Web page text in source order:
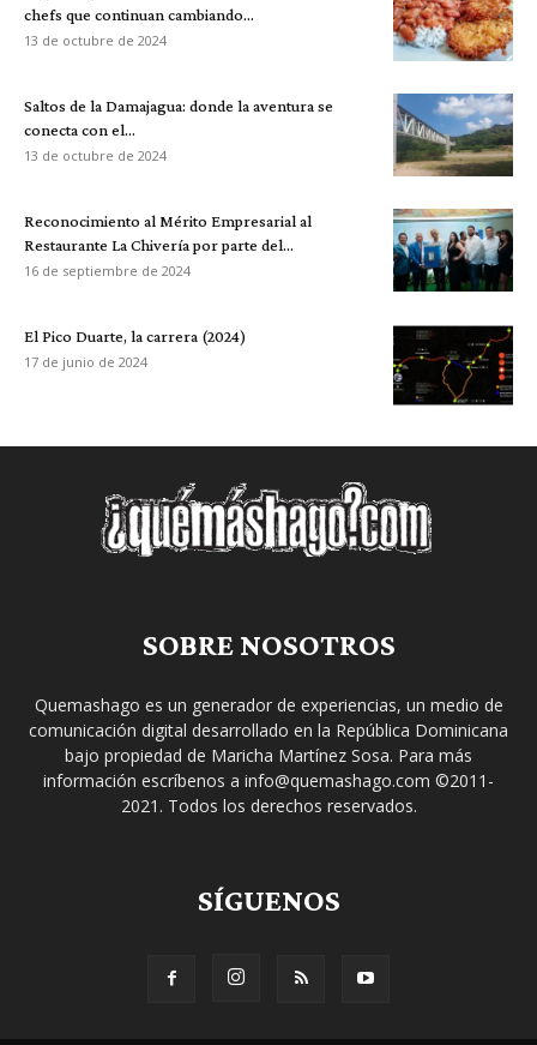
chefs que continuan cambiando...
13 de octubre de 2024
Saltos de la Damajagua: donde la aventura se
conecta con el...
13 de octubre de 2024
Reconocimiento al Mérito Empresarial al
Restaurante La Chivería por parte del...
16 de septiembre de 2024
El Pico Duarte, la carrera (2024)
17 de junio de 2024
SOBRE NOSOTROS
Quemashago es un generador de experiencias, un medio de
comunicación digital desarrollado en la República Dominicana
bajo propiedad de Maricha Martínez Sosa. Para más
información escríbenos a info@quemashago.com ©2011-
2021. Todos los derechos reservados.
SÍGUENOS